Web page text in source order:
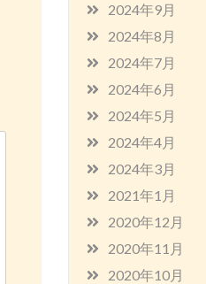
2024年9月
2024年8月
2024年7月
2024年6月
2024年5月
2024年4月
2024年3月
2021年1月
2020年12月
2020年11月
2020年10月